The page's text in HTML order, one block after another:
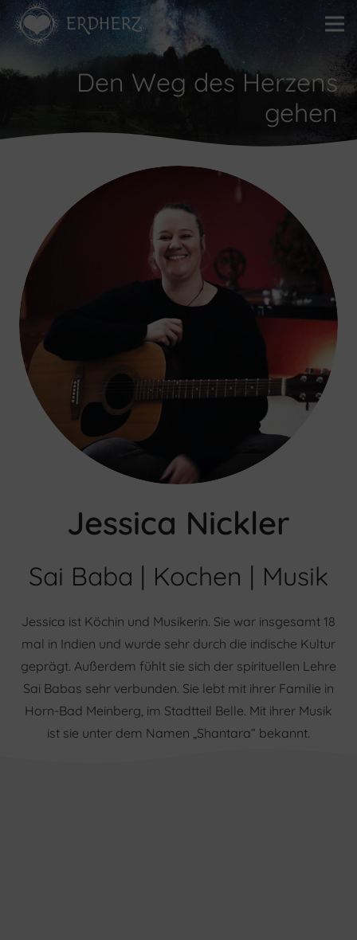
Den Weg des Herzens
gehen
Jessica Nickler
Sai Baba | Kochen | Musik
Jessica ist Köchin und Musikerin. Sie war insgesamt 18
mal in Indien und wurde sehr durch die indische Kultur
geprägt. Außerdem fühlt sie sich der spirituellen Lehre
Sai Babas sehr verbunden. Sie lebt mit ihrer Familie in
Horn-Bad Meinberg, im Stadtteil Belle. Mit ihrer Musik
ist sie unter dem Namen „Shantara“ bekannt.